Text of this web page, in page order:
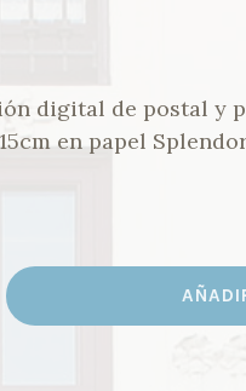
digital de postal y
en papel